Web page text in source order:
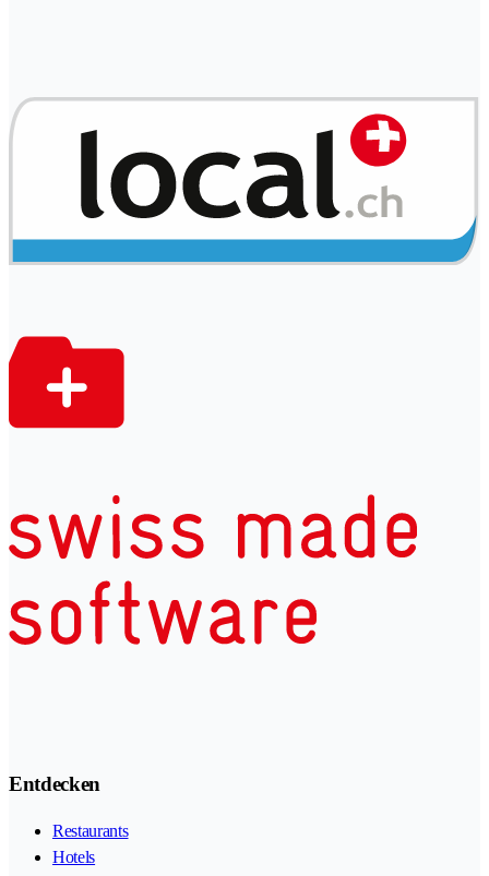
Entdecken
Restaurants
Hotels